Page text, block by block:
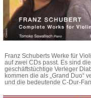
Franz Schuberts Werke für
auf zwei CDs passt. Es sind
geschäftstüchtige Verleger
kommen die als „Grand Duo“
und die bedeutende C-Dur-